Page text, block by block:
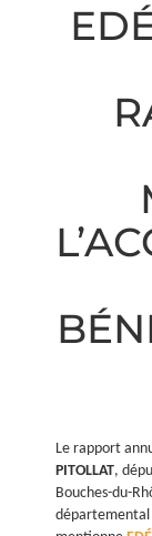
Le rapport
PITOLLAT,
Bouches-du-